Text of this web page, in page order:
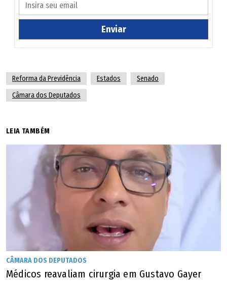
Enviar
Reforma da Previdência Estados
Senado
Câmara dos Deputados
LEIA TAMBÉM
CÂMARA DOS DEPUTADOS
Médicos reavaliam cirurgia em Gustavo Gayer